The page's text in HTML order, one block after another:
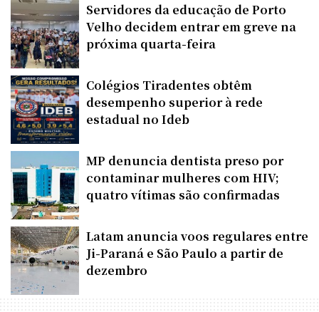
Servidores da educação de Porto
Velho decidem entrar em greve na
próxima quarta-feira
Colégios Tiradentes obtêm
desempenho superior à rede
estadual no Ideb
MP denuncia dentista preso por
contaminar mulheres com HIV;
quatro vítimas são confirmadas
Latam anuncia voos regulares entre
Ji-Paraná e São Paulo a partir de
dezembro